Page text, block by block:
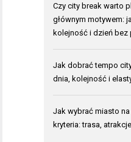
Czy city break warto
głównym motywem:
kolejność i dzień bez
Jak dobrać tempo
dnia, kolejność i
Jak wybrać miasto
kryteria: trasa,